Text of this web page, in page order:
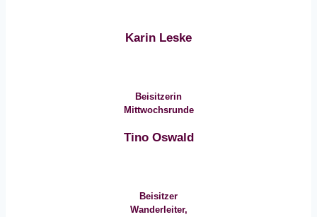
Karin Leske
Beisitzerin
Mittwochsrunde
Tino Oswald
Beisitzer
Wanderleiter,